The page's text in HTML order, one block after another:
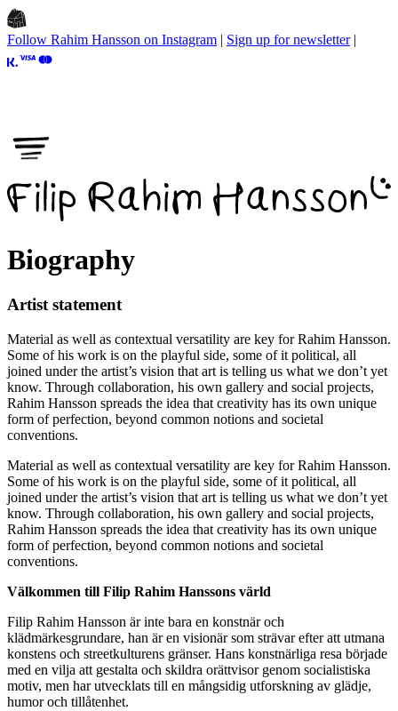
Follow Rahim Hansson on Instagram | Sign up for newsletter|
Biography
Artist statement
Material as well as contextual versatility are key for Rahim Hansson.
Some of his work is on the playful side, some of it political, all
joined under the artist’s vision that art is telling us what we don’t yet
know. Through collaboration, his own gallery and social projects,
Rahim Hansson spreads the idea that creativity has its own unique
form of perfection, beyond common notions and societal
conventions.
Material as well as contextual versatility are key for Rahim Hansson.
Some of his work is on the playful side, some of it political, all
joined under the artist’s vision that art is telling us what we don’t yet
know. Through collaboration, his own gallery and social projects,
Rahim Hansson spreads the idea that creativity has its own unique
form of perfection, beyond common notions and societal
conventions.
Välkommen till Filip Rahim Hanssons värld
Filip Rahim Hansson är inte bara en konstnär och
klädmärkesgrundare, han är en visionär som strävar efter att utmana
konstens och streetkulturens gränser. Hans konstnärliga resa började
med en vilja att gestalta och skildra orättvisor genom socialistiska
motiv, men har utvecklats till en mångsidig utforskning av glädje,
humor och tillåtenhet.